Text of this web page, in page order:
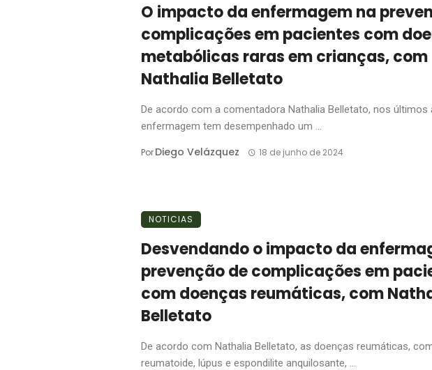
O impacto da enfermagem na
complicações em pacientes com
metabólicas raras em crianças, com
Nathalia Belletato
De acordo com a comentadora Nathalia Belletato, nos últimos
enfermagem tem desempenhado um ...
PorDiego Velázquez 18 de junho de 2024
NOTICIAS
Desvendando o impacto da
prevenção de complicações em
com doenças reumáticas, com
Belletato
De acordo com Nathalia Belletato, as doenças reumáticas,
reumatoide, lúpus e espondilite anquilosante, ...